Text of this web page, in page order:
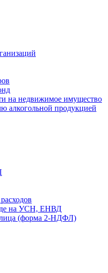
на недвижимое имущество
алкогольной продукцией
на УСН, ЕНВД
лица (форма 2-НДФЛ)